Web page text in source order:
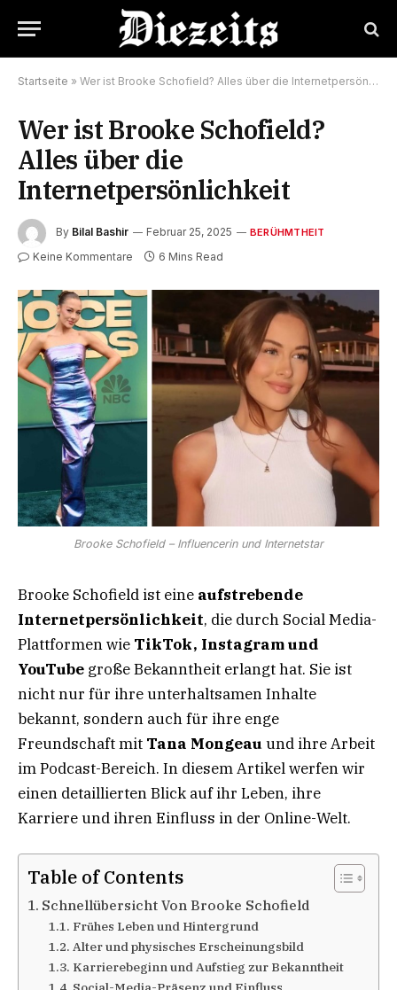
Startseite » Wer ist Brooke Schofield? Alles über die Internetpersönlichkeit
Wer ist Brooke Schofield?
Alles über die
Internetpersönlichkeit
By Bilal Bashir Februar 25, 2025 BERÜHMTHEIT
Keine Kommentare 6 Mins Read
Brooke Schofield – Influencerin und Internetstar
Brooke Schofield ist eine aufstrebende
Internetpersönlichkeit, die durch Social Media-
Plattformen wie TikTok, Instagram und
YouTube große Bekanntheit erlangt hat. Sie ist
nicht nur für ihre unterhaltsamen Inhalte
bekannt, sondern auch für ihre enge
Freundschaft mit Tana Mongeauund ihre Arbeit
im Podcast-Bereich. In diesem Artikel werfen wir
einen detaillierten Blick auf ihr Leben, ihre
Karriere und ihren Einfluss in der Online-Welt.
Table of Contents
Schnellübersicht Von Brooke Schofield
Frühes Leben und Hintergrund
Alter und physisches Erscheinungsbild
Karrierebeginn und Aufstieg zur Bekanntheit